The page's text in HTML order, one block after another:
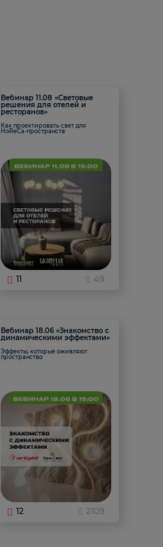
Вебинар 11.08 «Световые
решения для отелей и
ресторанов»
Как проектировать свет для
HoReCa-пространств
11 49
Вебинар 18.06 «Знакомство с
динамическими эффектами»
Эффекты, которые оживляют
пространство
12 2109